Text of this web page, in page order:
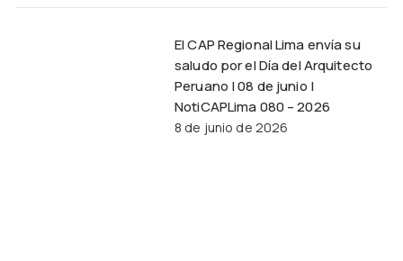
El CAP Regional Lima envía su
saludo por el Día del Arquitecto
Peruano | 08 de junio |
NotiCAPLima 080 – 2026
8 de junio de 2026